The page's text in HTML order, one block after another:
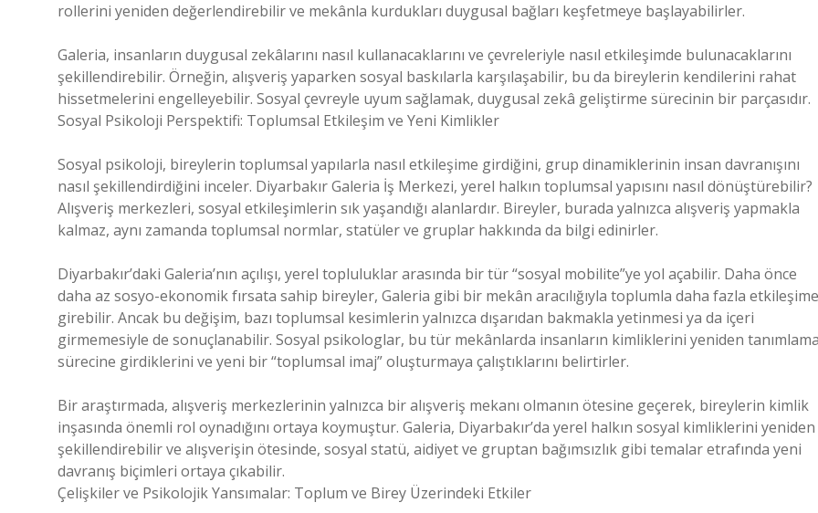
rollerini yeniden değerlendirebilir ve mekânla kurdukları duygusal bağları keşfetmeye başlayabilirler.
Galeria, insanların duygusal zekâlarını nasıl kullanacaklarını ve çevreleriyle nasıl etkileşimde bulunacaklarını
şekillendirebilir. Örneğin, alışveriş yaparken sosyal baskılarla karşılaşabilir, bu da bireylerin kendilerini rahat
hissetmelerini engelleyebilir. Sosyal çevreyle uyum sağlamak, duygusal zekâ geliştirme sürecinin bir parçasıdır.
Sosyal Psikoloji Perspektifi: Toplumsal Etkileşim ve Yeni Kimlikler
Sosyal psikoloji, bireylerin toplumsal yapılarla nasıl etkileşime girdiğini, grup dinamiklerinin insan davranışını
nasıl şekillendirdiğini inceler. Diyarbakır Galeria İş Merkezi, yerel halkın toplumsal yapısını nasıl dönüştürebilir?
Alışveriş merkezleri, sosyal etkileşimlerin sık yaşandığı alanlardır. Bireyler, burada yalnızca alışveriş yapmakla
kalmaz, aynı zamanda toplumsal normlar, statüler ve gruplar hakkında da bilgi edinirler.
Diyarbakır’daki Galeria’nın açılışı, yerel topluluklar arasında bir tür “sosyal mobilite”ye yol açabilir. Daha önce
daha az sosyo-ekonomik fırsata sahip bireyler, Galeria gibi bir mekân aracılığıyla toplumla daha fazla etkileşime
girebilir. Ancak bu değişim, bazı toplumsal kesimlerin yalnızca dışarıdan bakmakla yetinmesi ya da içeri
girmemesiyle de sonuçlanabilir. Sosyal psikologlar, bu tür mekânlarda insanların kimliklerini yeniden
sürecine girdiklerini ve yeni bir “toplumsal imaj” oluşturmaya çalıştıklarını belirtirler.
Bir araştırmada, alışveriş merkezlerinin yalnızca bir alışveriş mekanı olmanın ötesine geçerek, bireylerin kimlik
inşasında önemli rol oynadığını ortaya koymuştur. Galeria, Diyarbakır’da yerel halkın sosyal kimliklerini yeniden
şekillendirebilir ve alışverişin ötesinde, sosyal statü, aidiyet ve gruptan bağımsızlık gibi temalar etrafında yeni
davranış biçimleri ortaya çıkabilir.
Çelişkiler ve Psikolojik Yansımalar: Toplum ve Birey Üzerindeki Etkiler